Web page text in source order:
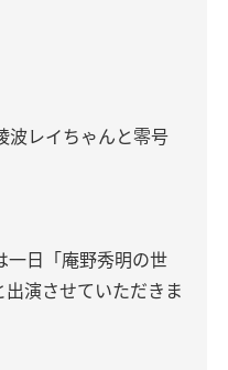
波レイちゃんと零号
一日「庵野秀明の世
演させていただきま